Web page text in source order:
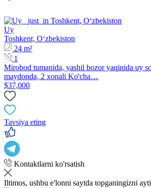
Uy
Toshkent, Oʻzbekiston
24 m²
1
Mirobod tumanida, yashil bozor yaqinida uy
maydonda, 2 xonali Ko'cha…
$37,000
Tavsiya eting
Kontaktlarni ko'rsatish
Iltimos, ushbu e'lonni saytda topganingizni